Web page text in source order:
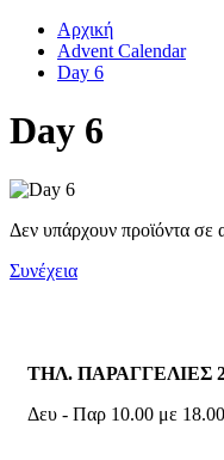
Αρχική
Advent Calendar
Day 6
Day 6
Δεν υπάρχουν προϊόντα σε
Συνέχεια
ΤΗΛ. ΠΑΡΑΓΓΕΛΙΕΣ
Δευ - Παρ 10.00 με 18.00